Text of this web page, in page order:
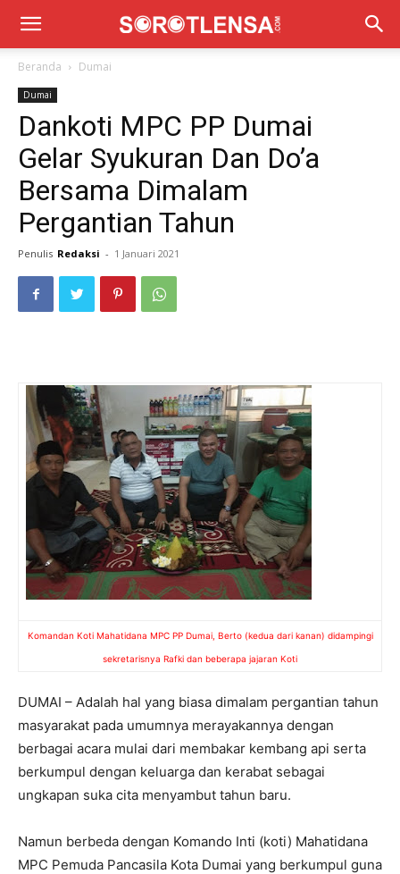
Beranda Dumai
Dumai
Dankoti MPC PP Dumai
Gelar Syukuran Dan Do’a
Bersama Dimalam
Pergantian Tahun
Penulis Redaksi - 1 Januari 2021
Komandan Koti Mahatidana MPC PP Dumai, Berto (kedua dari kanan) didampingi
sekretarisnya Rafki dan beberapa jajaran Koti
DUMAI – Adalah hal yang biasa dimalam pergantian tahun
masyarakat pada umumnya merayakannya dengan
berbagai acara mulai dari membakar kembang api serta
berkumpul dengan keluarga dan kerabat sebagai
ungkapan suka cita menyambut tahun baru.
Namun berbeda dengan Komando Inti (koti) Mahatidana
MPC Pemuda Pancasila Kota Dumai yang berkumpul guna